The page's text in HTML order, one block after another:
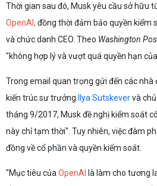
Thời gian sau đó, Musk yêu cầu sở hữu
OpenAI, đồng thời đảm bảo quyền kiểm
và chức danh CEO. Theo Washington
"không hợp lý và vượt quá quyền hạn
Trong email quan trọng gửi đến các nhà
kiến trúc sư trưởng
Ilya Sutskevervà
tháng 9/2017, Musk đề nghị kiểm soát
này chỉ tạm thời". Tuy nhiên, việc đàm
đồng về cổ phần và quyền kiểm soát.
"Mục tiêu của OpenAI
là làm cho tương